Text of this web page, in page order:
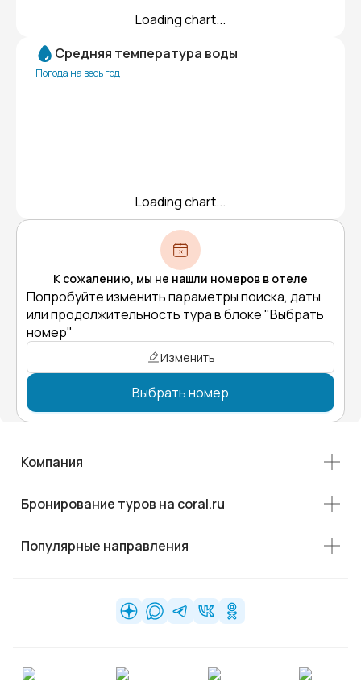
Loading chart...
Средняя температура воды
Погода на весь год
Loading chart...
К сожалению, мы не нашли номеров в отеле
Попробуйте изменить параметры поиска, даты
или продолжительность тура в блоке "Выбрать
номер"
Изменить
Выбрать номер
Компания
Бронирование туров на coral.ru
Популярные направления